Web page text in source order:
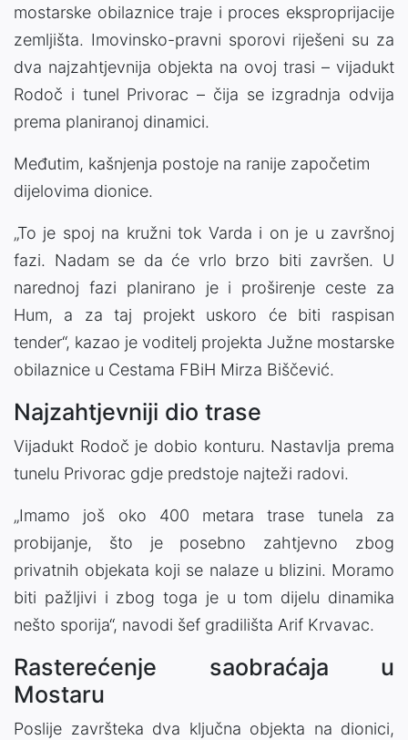
mostarske obilaznice traje i proces eksproprijacije
zemljišta. Imovinsko-pravni sporovi riješeni su za
dva najzahtjevnija objekta na ovoj trasi – vijadukt
Rodoč i tunel Privorac – čija se izgradnja odvija
prema planiranoj dinamici.
Međutim, kašnjenja postoje na ranije započetim
dijelovima dionice.
„To je spoj na kružni tok Varda i on je u završnoj
fazi. Nadam se da će vrlo brzo biti završen. U
narednoj fazi planirano je i proširenje ceste za
Hum, a za taj projekt uskoro će biti raspisan
tender“, kazao je voditelj projekta Južne mostarske
obilaznice u Cestama FBiH Mirza Biščević.
Najzahtjevniji dio trase
Vijadukt Rodoč je dobio konturu. Nastavlja prema
tunelu Privorac gdje predstoje najteži radovi.
„Imamo još oko 400 metara trase tunela za
probijanje, što je posebno zahtjevno zbog
privatnih objekata koji se nalaze u blizini. Moramo
biti pažljivi i zbog toga je u tom dijelu dinamika
nešto sporija“, navodi šef gradilišta Arif Krvavac.
Rasterećenje saobraćaja u
Mostaru
Poslije završteka dva ključna objekta na dionici,